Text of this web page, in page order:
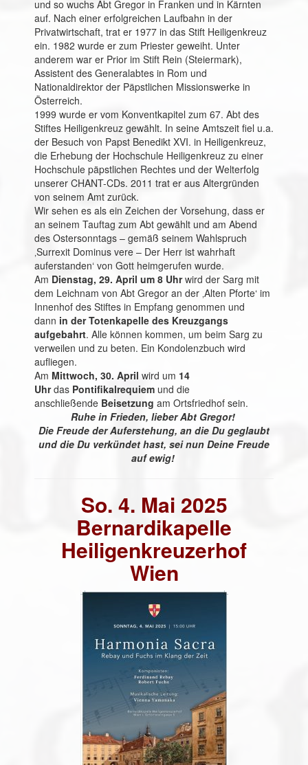
und so wuchs Abt Gregor in Franken und in Kärnten
auf. Nach einer erfolgreichen Laufbahn in der
Privatwirtschaft, trat er 1977 in das Stift Heiligenkreuz
ein. 1982 wurde er zum Priester geweiht. Unter
anderem war er Prior im Stift Rein (Steiermark),
Assistent des Generalabtes in Rom und
Nationaldirektor der Päpstlichen Missionswerke in
Österreich.
1999 wurde er vom Konventkapitel zum 67. Abt des
Stiftes Heiligenkreuz gewählt. In seine Amtszeit fiel u.a.
der Besuch von Papst Benedikt XVI. in Heiligenkreuz,
die Erhebung der Hochschule Heiligenkreuz zu einer
Hochschule päpstlichen Rechtes und der Welterfolg
unserer CHANT-CDs. 2011 trat er aus Altergründen
von seinem Amt zurück.
Wir sehen es als ein Zeichen der Vorsehung, dass er
an seinem Tauftag zum Abt gewählt und am Abend
des Ostersonntags – gemäß seinem Wahlspruch
‚Surrexit Dominus vere – Der Herr ist wahrhaft
auferstanden‘ von Gott heimgerufen wurde.
Am Dienstag, 29. April um 8 Uhrwird der Sarg mit
dem Leichnam von Abt Gregor an der ‚Alten Pforte‘ im
Innenhof des Stiftes in Empfang genommen und
dann in der Totenkapelle des Kreuzgangs
aufgebahrt. Alle können kommen, um beim Sarg zu
verweilen und zu beten. Ein Kondolenzbuch wird
aufliegen.
Am Mittwoch, 30. April wird um 14
Uhrdas Pontifikalrequiem und die
anschließende Beisetzung am Ortsfriedhof sein.
Ruhe in Frieden, lieber Abt Gregor!
Die Freude der Auferstehung, an die Du geglaubt
und die Du verkündet hast, sei nun Deine Freude
auf ewig!
So. 4. Mai 2025
Bernardikapelle
Heiligenkreuzerhof
Wien